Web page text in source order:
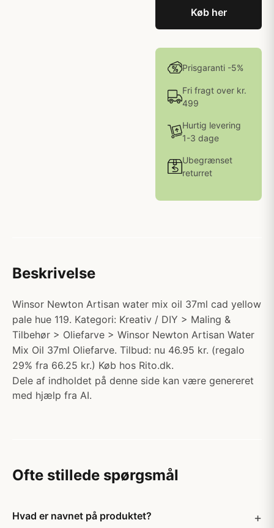
Køb her
Prisgaranti -5%
Fri fragt over kr.
499
Hurtig levering
1-3 dage
Ubegrænset
returret
Beskrivelse
Winsor Newton Artisan water mix oil 37ml cad yellow
pale hue 119. Kategori: Kreativ / DIY > Maling &
Tilbehør > Oliefarve > Winsor Newton Artisan Water
Mix Oil 37ml Oliefarve. Tilbud: nu 46.95 kr. (regalo
29% fra 66.25 kr.) Køb hos Rito.dk.
Dele af indholdet på denne side kan være genereret
med hjælp fra AI.
Ofte stillede spørgsmål
Hvad er navnet på produktet?